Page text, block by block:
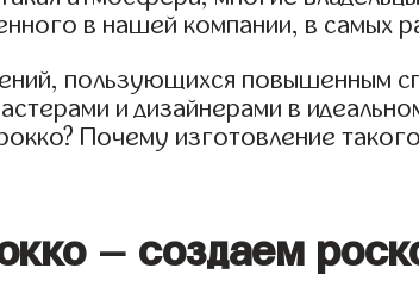
в нашей компании, в самых
пользующихся повышенным
и дизайнерами в
Почему изготовление
– создаем